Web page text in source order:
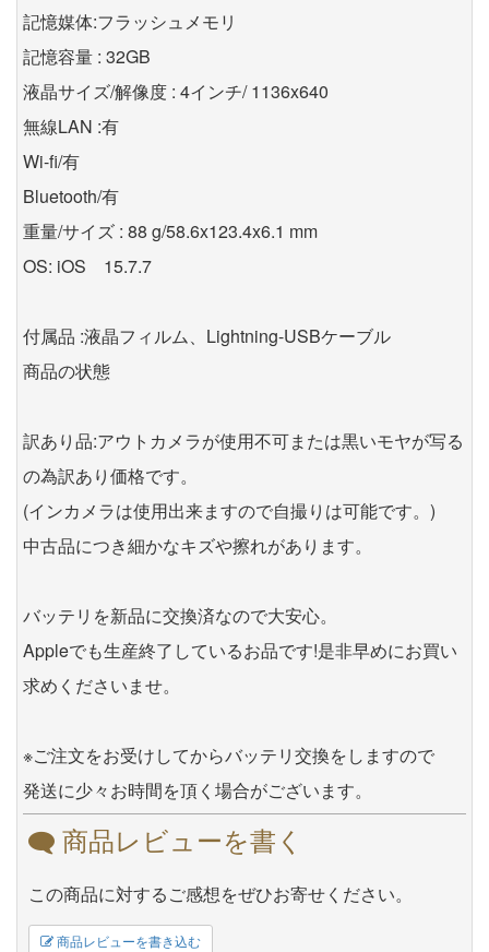
記憶媒体:フラッシュメモリ
記憶容量 : 32GB
液晶サイズ/解像度 : 4インチ/ 1136x640
無線LAN :有
Wi-fi/有
Bluetooth/有
重量/サイズ : 88 g/58.6x123.4x6.1 mm
OS: iOS 15.7.7
付属品 :液晶フィルム、Lightning-USBケーブル
商品の状態
訳あり品:アウトカメラが使用不可または黒いモヤが写る
の為訳あり価格です。
(インカメラは使用出来ますので自撮りは可能です。)
中古品につき細かなキズや擦れがあります。
バッテリを新品に交換済なので大安心。
Appleでも生産終了しているお品です!是非早めにお買い
求めくださいませ。
※ご注文をお受けしてからバッテリ交換をしますので
発送に少々お時間を頂く場合がございます。
商品レビューを書く
この商品に対するご感想をぜひお寄せください。
商品レビューを書き込む